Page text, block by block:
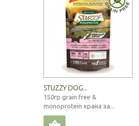
STUZZY DOG...
150гр grain free &
monoprotein храна за...